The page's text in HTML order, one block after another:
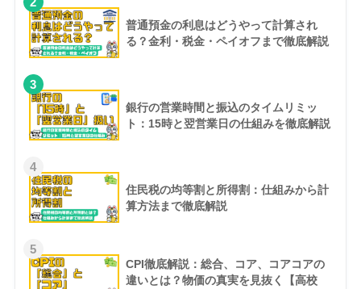
普通預金の利息はどうやって計算され
る？金利・税金・ペイオフまで徹底解説
3
銀行の営業時間と振込のタイムリミッ
ト：15時と翌営業日の仕組みを徹底解説
4
住民税の均等割と所得割：仕組みから計
算方法まで徹底解説
5
CPI徹底解説：総合、コア、コアコアの
違いとは？物価の真実を見抜く【高校